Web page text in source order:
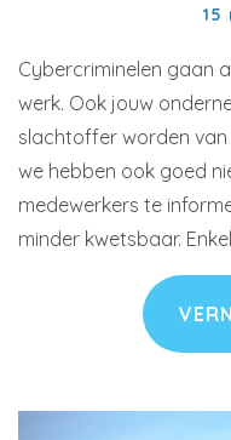
15
Cybercriminelen gaan
werk. Ook jouw
slachtoffer worden
we hebben ook goed
medewerkers te
minder kwetsbaar.